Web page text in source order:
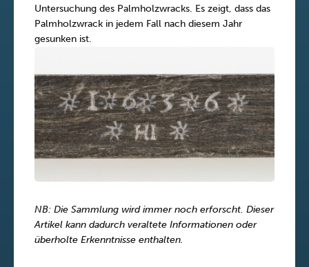
Untersuchung des Palmholzwracks. Es zeigt, dass das
Palmholzwrack in jedem Fall nach diesem Jahr
gesunken ist.
NB: Die Sammlung wird immer noch erforscht. Dieser
Artikel kann dadurch veraltete Informationen oder
überholte Erkenntnisse enthalten.